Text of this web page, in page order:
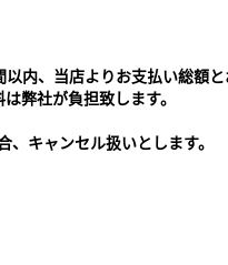
内、当店よりお支払い総額
弊社が負担致します。
、キャンセル扱いとします。